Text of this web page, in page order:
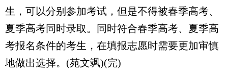
生，可以分别参加考试，但是不得被春季高考、
夏季高考同时录取。同时符合春季高考、夏季高
考报名条件的考生，在填报志愿时需要更加审慎
地做出选择。(苑文飒)(完)